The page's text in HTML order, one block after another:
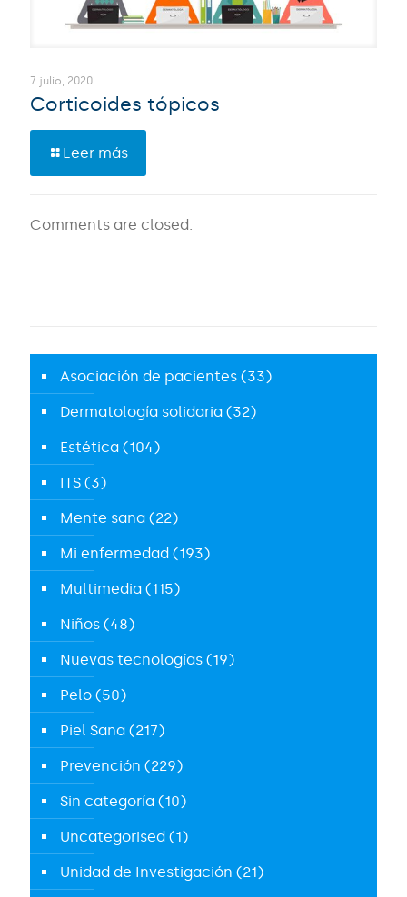
7 julio, 2020
Corticoides tópicos
Leer más
Comments are closed.
Asociación de pacientes (33)
Dermatología solidaria (32)
Estética (104)
ITS (3)
Mente sana (22)
Mi enfermedad (193)
Multimedia (115)
Niños (48)
Nuevas tecnologías (19)
Pelo (50)
Piel Sana (217)
Prevención (229)
Sin categoría (10)
Uncategorised (1)
Unidad de Investigación (21)